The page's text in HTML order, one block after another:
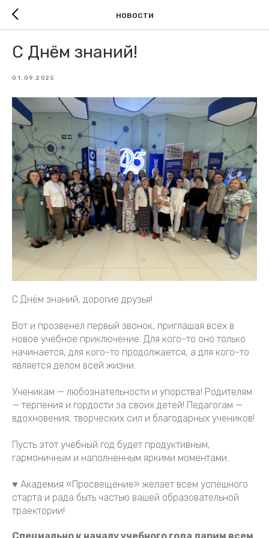
НОВОСТИ
С Днём знаний!
01.09.2025
С Днём знаний, дорогие друзья!
Вот и прозвенел первый звонок, приглашая всех в
новое учебное приключение. Для кого-то оно только
начинается, для кого-то продолжается, а для кого-то
является делом всей жизни.
Ученикам — любознательности и упорства! Родителям
— терпения и гордости за своих детей! Педагогам —
вдохновения, творческих сил и благодарных учеников!
Пусть этот учебный год будет продуктивным,
гармоничным и наполненным яркими моментами.
♥ Академия «Просвещение» желает всем успешного
старта и рада быть частью вашей образовательной
траектории!